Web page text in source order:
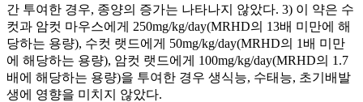
간 투여한 경우, 종양의 증가는 나타나지 않았다. 3) 이 약은 수
컷과 암컷 마우스에게 250mg/kg/day(MRHD의 13배 미만에 해
당하는 용량), 수컷 랫드에게 50mg/kg/day(MRHD의 1배 미만
에 해당하는 용량), 암컷 랫드에게 100mg/kg/day(MRHD의 1.7
배에 해당하는 용량)을 투여한 경우 생식능, 수태능, 초기배발
생에 영향을 미치지 않았다.